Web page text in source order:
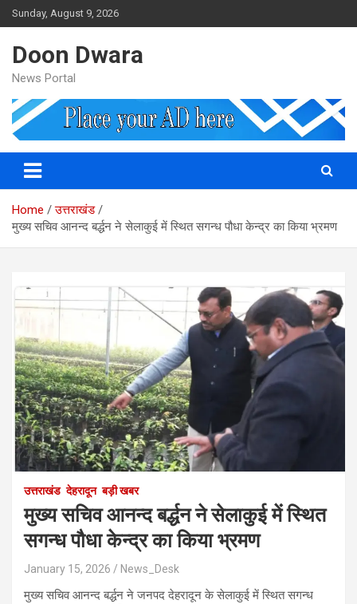
Skip
to
Sunday, August 9, 2026
Doon Dwara
News Portal
Home
उत्तराखंड
मुख्य सचिव आनन्द बर्द्धन ने सेलाकुई में स्थित सगन्ध पौधा केन्द्र का किया भ्रमण
उत्तराखंड देहरादून बड़ी खबर
मुख्य सचिव आनन्द बर्द्धन ने सेलाकुई में स्थित
सगन्ध पौधा केन्द्र का किया भ्रमण
January 15, 2026 News_Desk
मुख्य सचिव आनन्द बर्द्धन ने जनपद देहरादून के सेलाकुई में स्थित सगन्ध